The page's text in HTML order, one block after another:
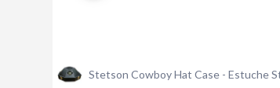
Texana Stetson Shasta 10x Silver Belly